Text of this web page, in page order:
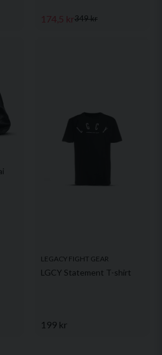
349 kr
174,5 kr
LEGACY FIGHT GEAR
LGCY Statement T-shirt
199 kr